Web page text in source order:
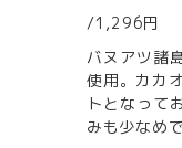
/1,296円
バヌアツ諸
使用。カカ
トとなって
みも少なめで